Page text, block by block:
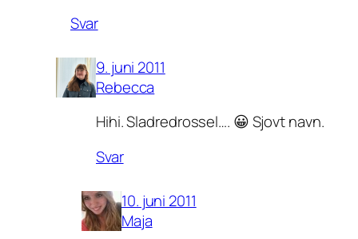
Svar
9. juni 2011
Rebecca
Hihi. Sladredrossel…. 😀 Sjovt navn.
Svar
10. juni 2011
Maja